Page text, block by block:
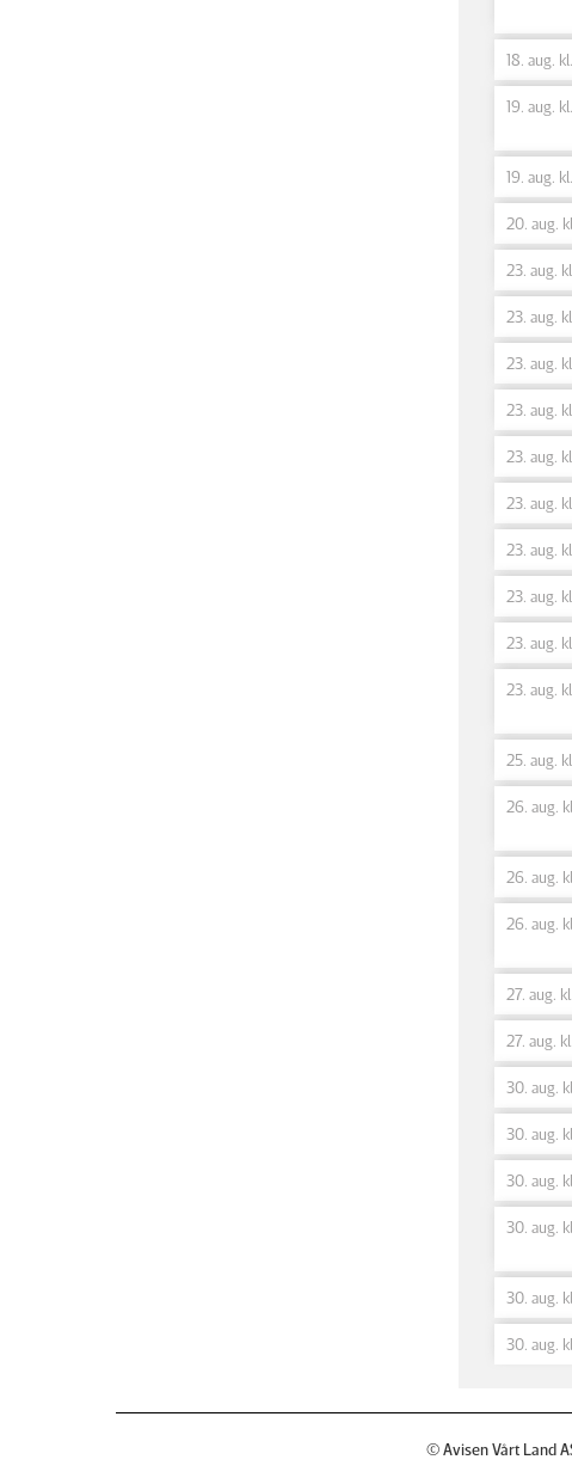
18. aug.
19. aug.
19. aug.
20. aug.
23. aug.
23. aug.
23. aug.
23. aug.
23. aug.
23. aug.
23. aug.
23. aug.
23. aug.
23. aug.
25. aug.
26. aug.
26. aug.
26. aug.
27. aug.
27. aug.
30. aug.
30. aug.
30. aug.
30. aug.
30. aug.
30. aug.
© Avisen Vårt Land